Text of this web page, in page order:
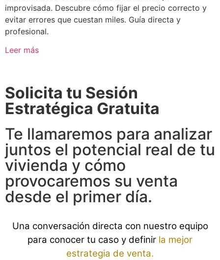
improvisada. Descubre cómo fijar el precio correcto y
evitar errores que cuestan miles. Guía directa y
profesional.
Leer más
Solicita tu Sesión
Estratégica Gratuita
Te llamaremos para analizar
juntos el potencial real de tu
vivienda y cómo
provocaremos su venta
desde el primer día.
Una conversación directa con nuestro equipo
para conocer tu caso y definir la mejor
estrategia de venta.